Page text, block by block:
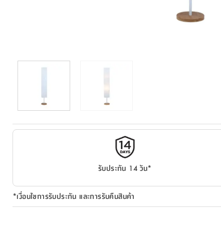
รับประกัน 14 วัน*
*เงื่อนไขการรับประกัน และการรับคืนสินค้า